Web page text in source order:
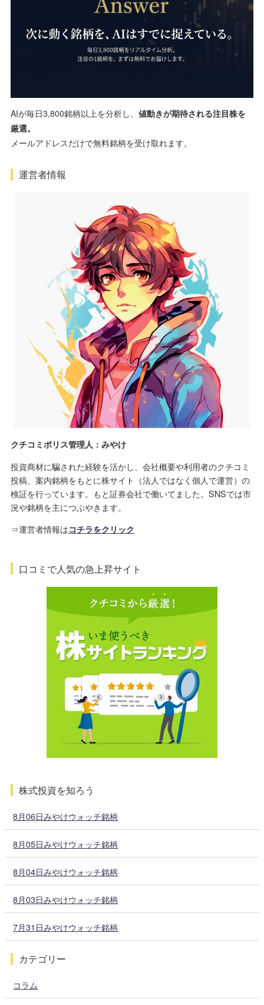
AIが毎日3,800銘柄以上を分析し、 値動きが期待される注目株を
厳選。
メールアドレスだけで無料銘柄を受け取れます。
運営者情報
クチコミポリス管理人：みやけ
投資商材に騙された経験を活かし、会社概要や利用者のクチコミ
投稿、案内銘柄をもとに株サイト（法人ではなく個人で運営）の
検証を行っています。もと証券会社で働いてました。SNSでは市
況や銘柄を主につぶやきます。
⇒運営者情報はコチラをクリック
口コミで人気の急上昇サイト
株式投資を知ろう
8月06日みやけウォッチ銘柄
8月05日みやけウォッチ銘柄
8月04日みやけウォッチ銘柄
8月03日みやけウォッチ銘柄
7月31日みやけウォッチ銘柄
カテゴリー
コラム